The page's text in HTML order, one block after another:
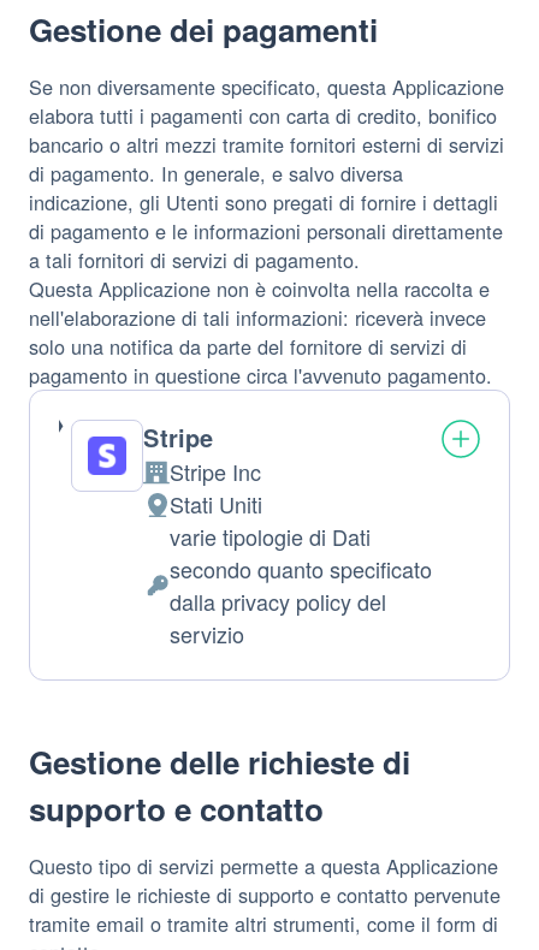
Gestione dei pagamenti
Se non diversamente specificato, questa Applicazione
elabora tutti i pagamenti con carta di credito, bonifico
bancario o altri mezzi tramite fornitori esterni di servizi
di pagamento. In generale, e salvo diversa
indicazione, gli Utenti sono pregati di fornire i dettagli
di pagamento e le informazioni personali direttamente
a tali fornitori di servizi di pagamento.
Questa Applicazione non è coinvolta nella raccolta e
nell'elaborazione di tali informazioni: riceverà invece
solo una notifica da parte del fornitore di servizi di
pagamento in questione circa l'avvenuto pagamento.
Stripe
Azienda:
Stripe Inc
Luogo
del
trattamento:
Stati Uniti
Dati
Personali
varie tipologie di Dati
secondo quanto specificato
dalla privacy policy del
servizio
Gestione delle richieste di
supporto e contatto
Questo tipo di servizi permette a questa Applicazione
di gestire le richieste di supporto e contatto pervenute
tramite email o tramite altri strumenti, come il form di